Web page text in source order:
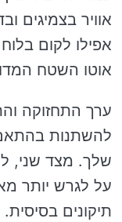
אוויר בצמיגים
אפילו לקום
אוטו השטח
ערך התחזוקה
להשתנות
שלך. מצד שני,
על לגרש יותר
תיקונים